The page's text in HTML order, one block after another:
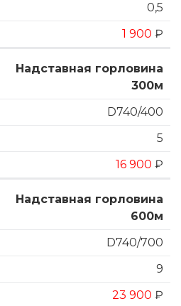
0,5
1 900 ₽
Надставная горловина
300м
D740/400
5
16 900 ₽
Надставная горловина
600м
D740/700
9
23 900 ₽